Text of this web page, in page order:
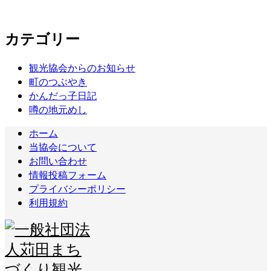
カテゴリー
観光協会からのお知らせ
町のつぶやき
かんだっ子日記
噂の地元めし
ホーム
当協会について
お問い合わせ
情報投稿フォーム
プライバシーポリシー
利用規約